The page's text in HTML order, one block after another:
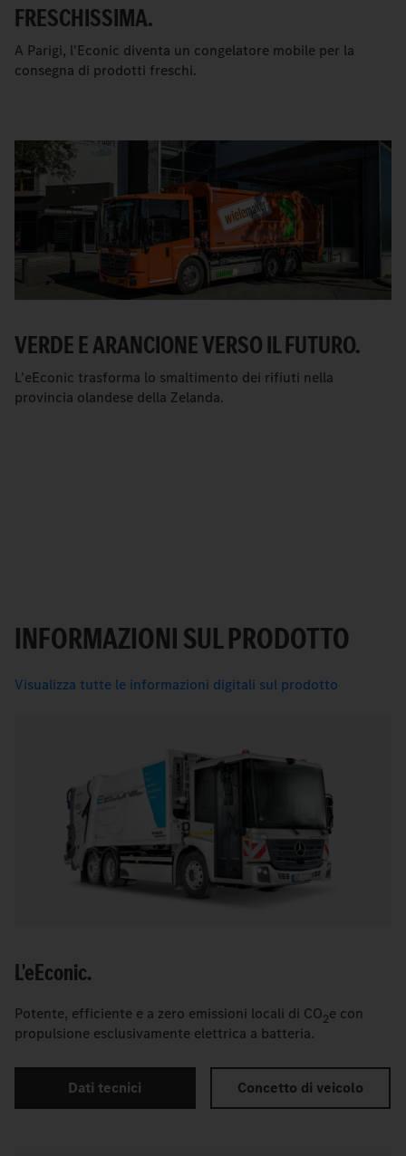
FRESCHISSIMA.
A Parigi, l'Econic diventa un congelatore mobile per la
consegna di prodotti freschi.
VERDE E ARANCIONE VERSO IL FUTURO.
L'eEconic trasforma lo smaltimento dei rifiuti nella
provincia olandese della Zelanda.
INFORMAZIONI SUL PRODOTTO
Visualizza tutte le informazioni digitali sul prodotto
L'eEconic.
Potente, efficiente e a zero emissioni locali di CO2e con
propulsione esclusivamente elettrica a batteria.
Dati tecnici Concetto di veicolo